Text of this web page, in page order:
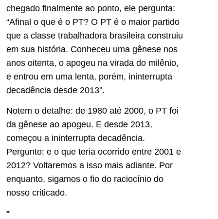
chegado finalmente ao ponto, ele pergunta:
“Afinal o que é o PT? O PT é o maior partido
que a classe trabalhadora brasileira construiu
em sua história. Conheceu uma gênese nos
anos oitenta, o apogeu na virada do milênio,
e entrou em uma lenta, porém, ininterrupta
decadência desde 2013”.
Notem o detalhe: de 1980 até 2000, o PT foi
da gênese ao apogeu. E desde 2013,
começou a ininterrupta decadência.
Pergunto: e o que teria ocorrido entre 2001 e
2012? Voltaremos a isso mais adiante. Por
enquanto, sigamos o fio do raciocínio do
nosso criticado.
*